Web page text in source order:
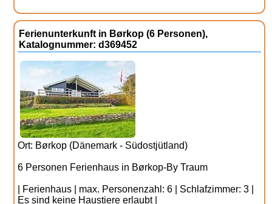
Ferienunterkunft in Børkop (6 Personen),
Katalognummer: d369452
Ort: Børkop (Dänemark - Südostjütland)
6 Personen Ferienhaus in Børkop-By Traum
| Ferienhaus | max. Personenzahl: 6 | Schlafzimmer: 3 |
Es sind keine Haustiere erlaubt |